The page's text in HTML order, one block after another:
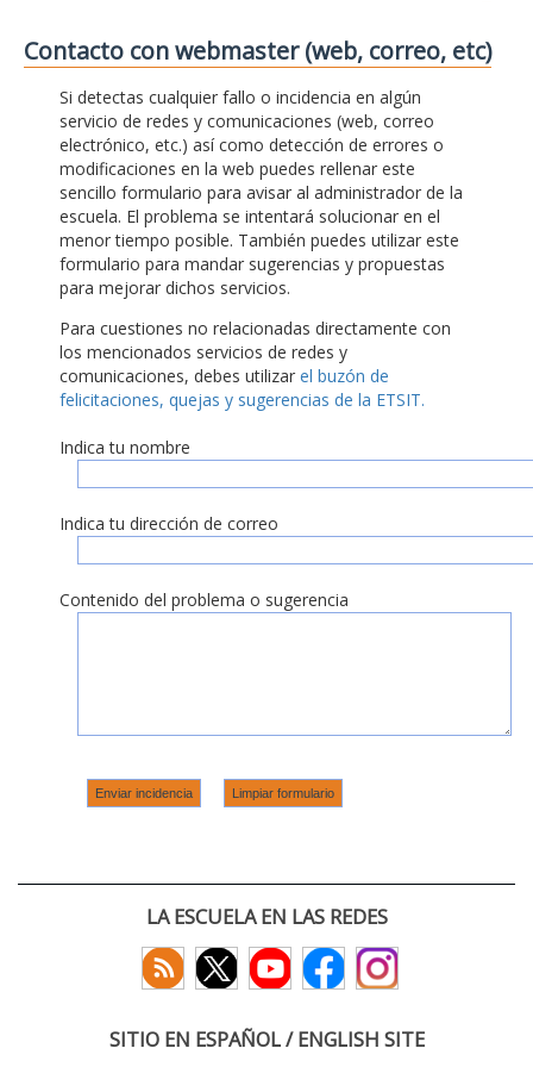
Contacto con webmaster (web, correo, etc)
Si detectas cualquier fallo o incidencia en algún
servicio de redes y comunicaciones (web, correo
electrónico, etc.) así como detección de errores o
modificaciones en la web puedes rellenar este
sencillo formulario para avisar al administrador de la
escuela. El problema se intentará solucionar en el
menor tiempo posible. También puedes utilizar este
formulario para mandar sugerencias y propuestas
para mejorar dichos servicios.
Para cuestiones no relacionadas directamente con
los mencionados servicios de redes y
comunicaciones, debes utilizar el buzón de
felicitaciones, quejas y sugerencias de la ETSIT.
Indica tu nombre
Indica tu dirección de correo
Contenido del problema o sugerencia
LA ESCUELA EN LAS REDES
SITIO EN ESPAÑOL / ENGLISH SITE